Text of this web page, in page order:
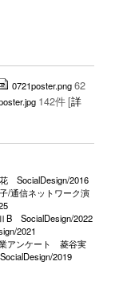
0721poster.png62
142件[詳
SocialDesign/2016
/通信ネットワーク演
SocialDesign/2022
2021
アンケート
菱谷実
SocialDesign/2019